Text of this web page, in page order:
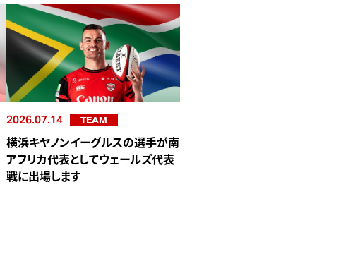
2026.07.14 TEAM
横浜キヤノンイーグルスの選手が南
アフリカ代表としてウェールズ代表
戦に出場します